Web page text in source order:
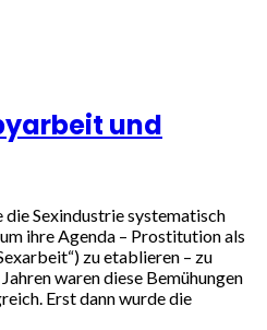
und
die Sexindustrie systematisch
ihre Agenda – Prostitution als
zu etablieren – zu
waren diese Bemühungen
Erst dann wurde die